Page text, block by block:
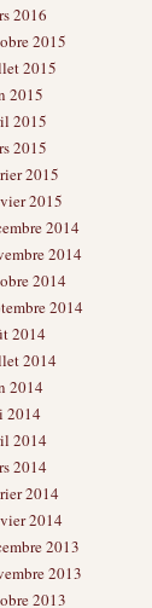
2016
2015
2015
2015
2015
2015
2015
2015
2014
2014
2014
2014
2014
2014
2014
2014
2014
2014
2014
2014
2013
2013
2013